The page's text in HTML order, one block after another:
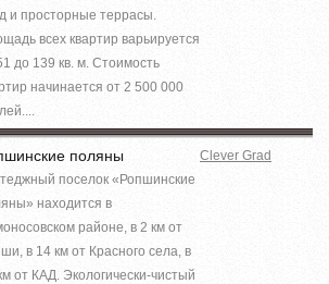
и просторные террасы.
всех квартир варьируется
до 139 кв. м. Стоимость
начинается от 2 500 000
поляны
поселок «Ропшинские
находится в
районе, в 2 км от
в 14 км от Красного села, в
от КАД. Экологически-чистый
Clever Grad